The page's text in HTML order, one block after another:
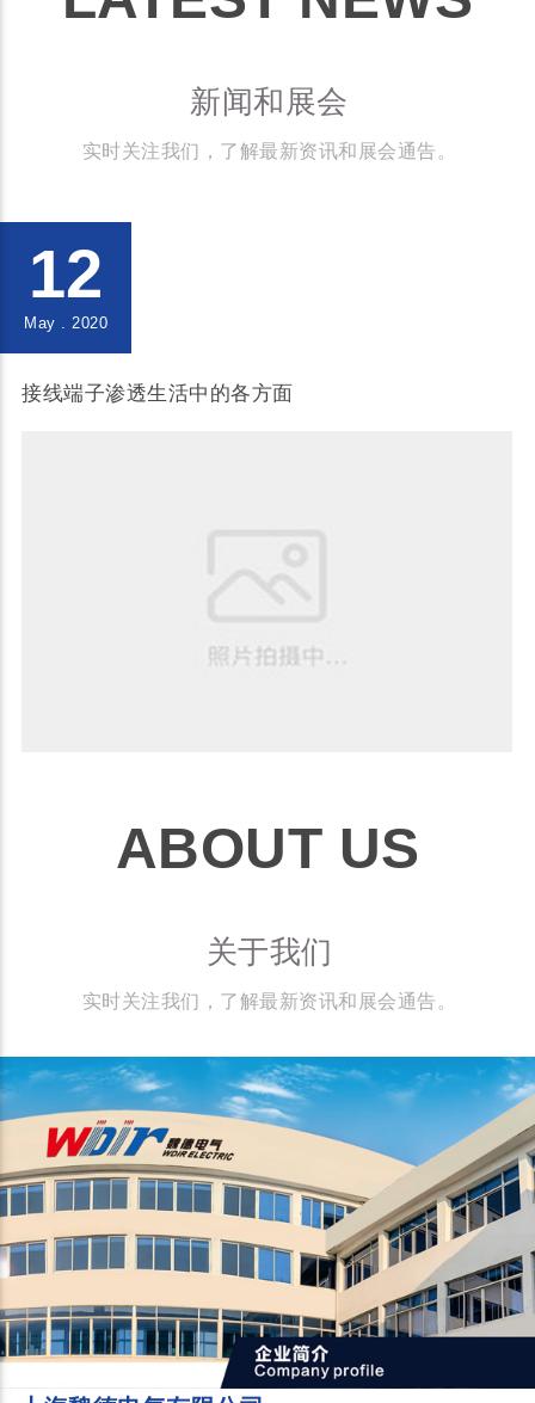
新闻和展会
实时关注我们，了解最新资讯和展会通告。
12
May . 2020
接线端子渗透生活中的各方面
ABOUT US
关于我们
实时关注我们，了解最新资讯和展会通告。